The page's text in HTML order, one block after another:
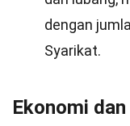
dengan
Syarikat.
Ekonomi